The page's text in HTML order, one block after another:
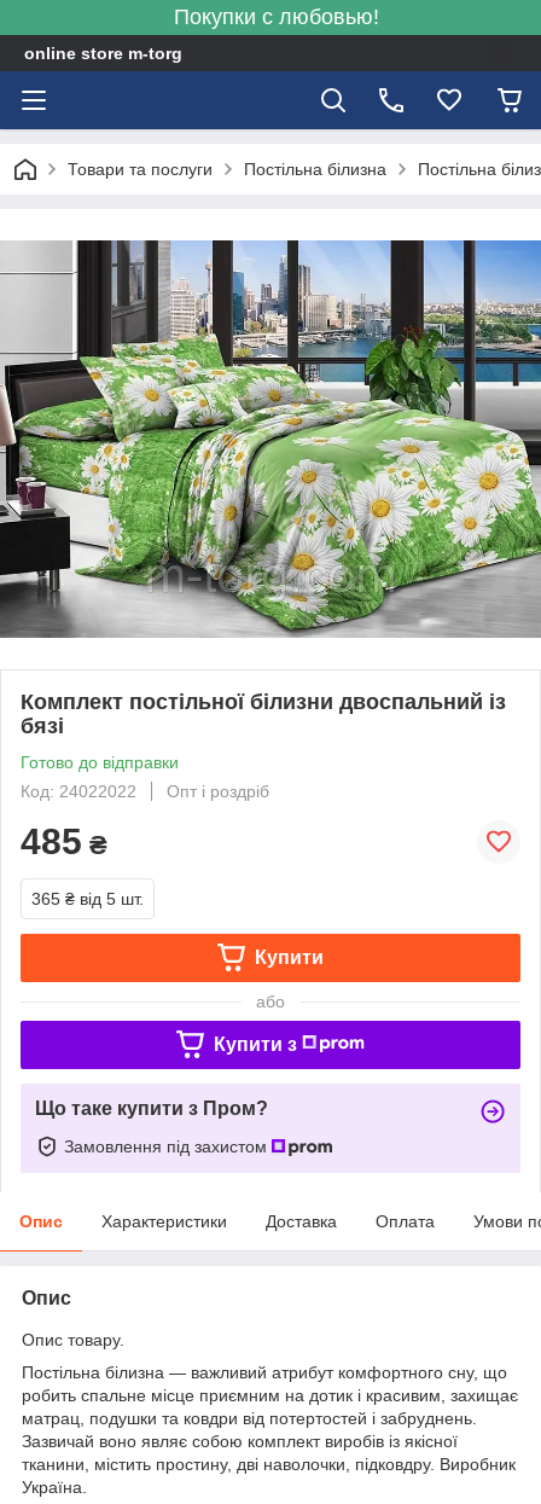
Покупки с любовью!
online store m-torg
Товари та послуги Постільна білизна Постільна
Комплект постільної білизни двоспальний із
бязі
Готово до відправки
Код: 24022022
Опт і роздріб
485 ₴
365 ₴ від 5 шт.
Купити
або
Купити з
Що таке купити з Пром?
Замовлення під захистом
Опис Характеристики Доставка Оплата Умови
Опис
Опис товару.
Постільна білизна — важливий атрибут комфортного сну, що
робить спальне місце приємним на дотик і красивим, захищає
матрац, подушки та ковдри від потертостей і забруднень.
Зазвичай воно являє собою комплект виробів із якісної
тканини, містить проcтину, дві наволочки, підковдру. Виробник
Україна.